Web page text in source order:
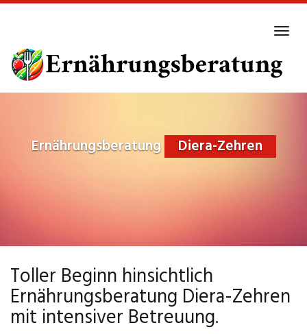
main
content
Ernährungsberatung Diera-Zehren
Toller Beginn hinsichtlich
Ernährungsberatung Diera-Zehren
mit intensiver Betreuung.